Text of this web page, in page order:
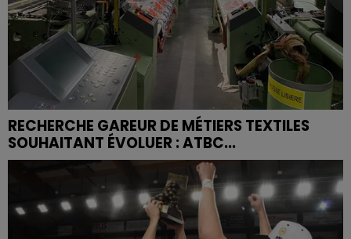
RECHERCHE GAREUR DE MÉTIERS TEXTILES
SOUHAITANT ÉVOLUER : ATBC...